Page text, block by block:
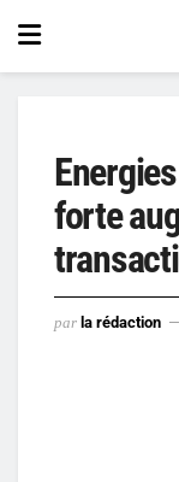
forte
par la rédaction